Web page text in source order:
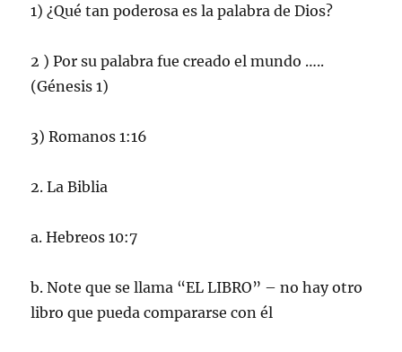
1) ¿Qué tan poderosa es la palabra de Dios?
2 ) Por su palabra fue creado el mundo …..
(Génesis 1)
3) Romanos 1:16
2. La Biblia
a. Hebreos 10:7
b. Note que se llama “EL LIBRO” – no hay otro
libro que pueda compararse con él